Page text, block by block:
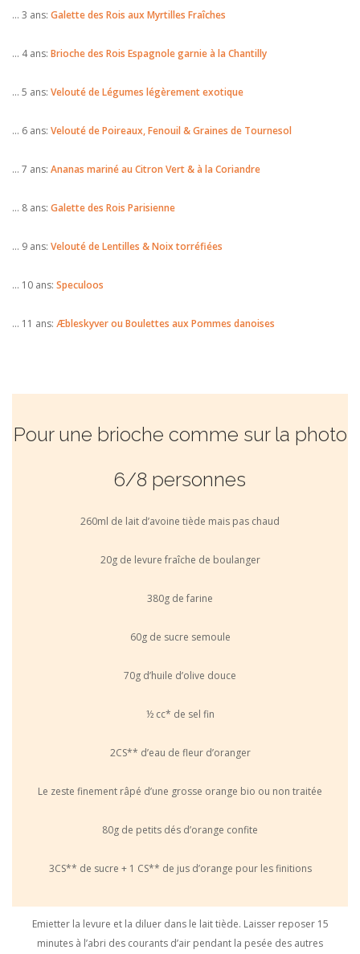
… 3 ans: Galette des Rois aux Myrtilles Fraîches
… 4 ans: Brioche des Rois Espagnole garnie à la Chantilly
… 5 ans: Velouté de Légumes légèrement exotique
… 6 ans: Velouté de Poireaux, Fenouil & Graines de Tournesol
… 7 ans: Ananas mariné au Citron Vert & à la Coriandre
… 8 ans: Galette des Rois Parisienne
… 9 ans: Velouté de Lentilles & Noix torréfiées
… 10 ans: Speculoos
… 11 ans: Æbleskyver ou Boulettes aux Pommes danoises
Pour une brioche comme sur la photo
6/8 personnes
260ml de lait d’avoine tiède mais pas chaud
20g de levure fraîche de boulanger
380g de farine
60g de sucre semoule
70g d’huile d’olive douce
½ cc* de sel fin
2CS** d’eau de fleur d’oranger
Le zeste finement râpé d’une grosse orange bio ou non traitée
80g de petits dés d’orange confite
3CS** de sucre + 1 CS** de jus d’orange pour les finitions
Emietter la levure et la diluer dans le lait tiède. Laisser reposer 15
minutes à l’abri des courants d’air pendant la pesée des autres